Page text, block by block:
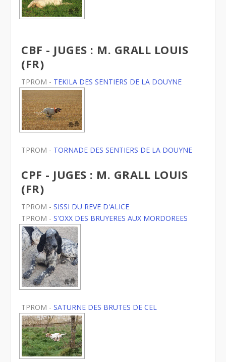
CBF - JUGES : M. GRALL LOUIS
(FR)
TPROM - TEKILA DES SENTIERS DE LA DOUYNE
TPROM - TORNADE DES SENTIERS DE LA DOUYNE
CPF - JUGES : M. GRALL LOUIS
(FR)
TPROM -SISSI DU REVE D'ALICE
TPROM -S'OXX DES BRUYERES AUX MORDOREES
TPROM -SATURNE DES BRUTES DE CEL